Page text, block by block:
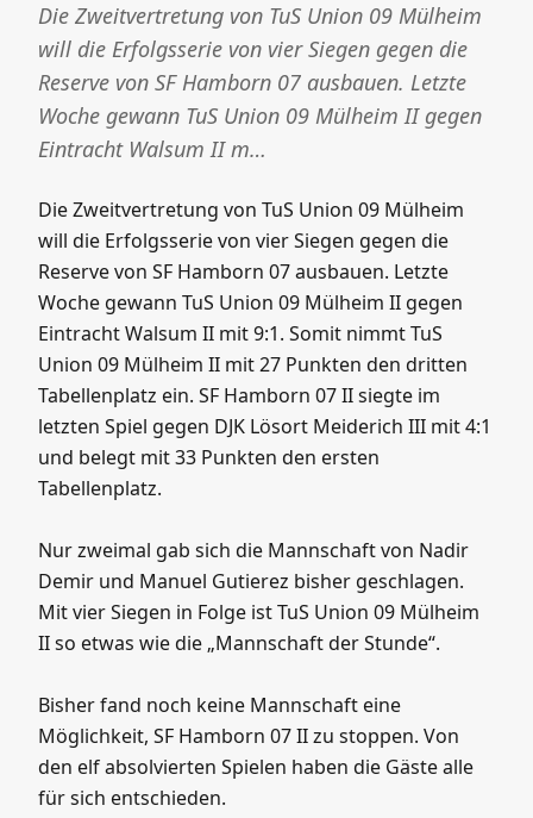
Die Zweitvertretung von TuS Union 09 Mülheim
will die Erfolgsserie von vier Siegen gegen die
Reserve von SF Hamborn 07 ausbauen. Letzte
Woche gewann TuS Union 09 Mülheim II gegen
Eintracht Walsum II m…
Die Zweitvertretung von TuS Union 09 Mülheim
will die Erfolgsserie von vier Siegen gegen die
Reserve von SF Hamborn 07 ausbauen. Letzte
Woche gewann TuS Union 09 Mülheim II gegen
Eintracht Walsum II mit 9:1. Somit nimmt TuS
Union 09 Mülheim II mit 27 Punkten den dritten
Tabellenplatz ein. SF Hamborn 07 II siegte im
letzten Spiel gegen DJK Lösort Meiderich III mit 4:1
und belegt mit 33 Punkten den ersten
Tabellenplatz.
Nur zweimal gab sich die Mannschaft von Nadir
Demir und Manuel Gutierez bisher geschlagen.
Mit vier Siegen in Folge ist TuS Union 09 Mülheim
II so etwas wie die „Mannschaft der Stunde“.
Bisher fand noch keine Mannschaft eine
Möglichkeit, SF Hamborn 07 II zu stoppen. Von
den elf absolvierten Spielen haben die Gäste alle
für sich entschieden.